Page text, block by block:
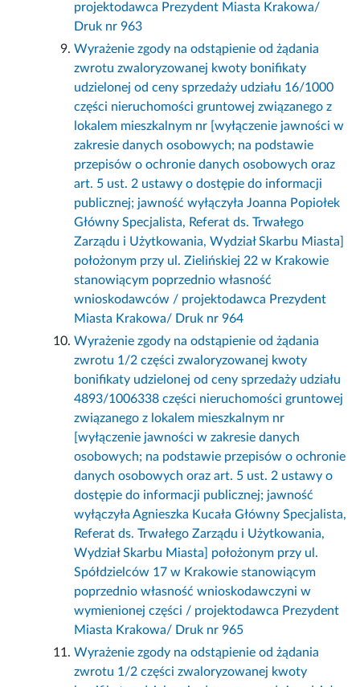
projektodawca Prezydent Miasta Krakowa/
Druk nr 963
Wyrażenie zgody na odstąpienie od żądania
zwrotu zwaloryzowanej kwoty bonifikaty
udzielonej od ceny sprzedaży udziału 16/1000
części nieruchomości gruntowej związanego z
lokalem mieszkalnym nr [wyłączenie jawności w
zakresie danych osobowych; na podstawie
przepisów o ochronie danych osobowych oraz
art. 5 ust. 2 ustawy o dostępie do informacji
publicznej; jawność wyłączyła Joanna Popiołek
Główny Specjalista, Referat ds. Trwałego
Zarządu i Użytkowania, Wydział Skarbu Miasta]
położonym przy ul. Zielińskiej 22 w Krakowie
stanowiącym poprzednio własność
wnioskodawców / projektodawca Prezydent
Miasta Krakowa/ Druk nr 964
Wyrażenie zgody na odstąpienie od żądania
zwrotu 1/2 części zwaloryzowanej kwoty
bonifikaty udzielonej od ceny sprzedaży udziału
4893/1006338 części nieruchomości gruntowej
związanego z lokalem mieszkalnym nr
[wyłączenie jawności w zakresie danych
osobowych; na podstawie przepisów o ochronie
danych osobowych oraz art. 5 ust. 2 ustawy o
dostępie do informacji publicznej; jawność
wyłączyła Agnieszka Kucała Główny Specjalista,
Referat ds. Trwałego Zarządu i Użytkowania,
Wydział Skarbu Miasta] położonym przy ul.
Spółdzielców 17 w Krakowie stanowiącym
poprzednio własność wnioskodawczyni w
wymienionej części / projektodawca Prezydent
Miasta Krakowa/ Druk nr 965
Wyrażenie zgody na odstąpienie od żądania
zwrotu 1/2 części zwaloryzowanej kwoty